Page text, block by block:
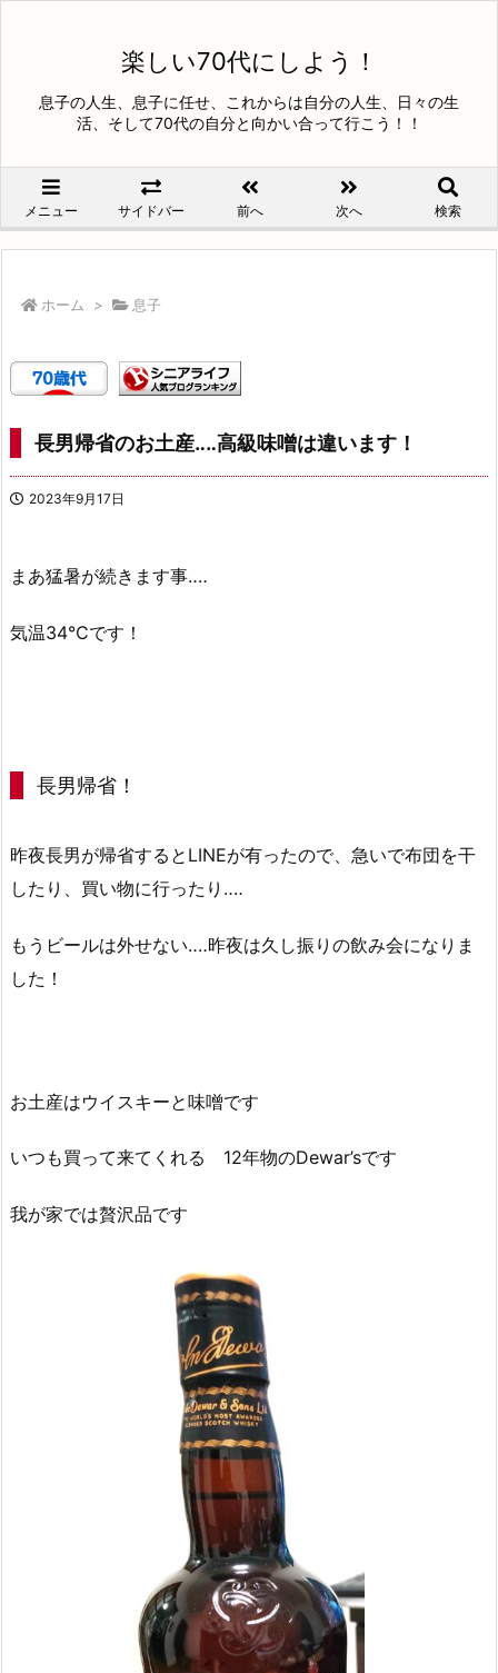
楽しい70代にしよう！
息子の人生、息子に任せ、これからは自分の人生、日々の生
活、そして70代の自分と向かい合って行こう！！
メニュー サイドバー 前へ 次へ 検索
ホーム > 息子
長男帰省のお土産‥‥高級味噌は違います！
2023年9月17日
まあ猛暑が続きます事‥‥
気温34℃です！
長男帰省！
昨夜長男が帰省するとLINEが有ったので、急いで布団を干
したり、買い物に行ったり‥‥
もうビールは外せない‥‥昨夜は久し振りの飲み会になりま
した！
お土産はウイスキーと味噌です
いつも買って来てくれる 12年物のDewar’sです
我が家では贅沢品です